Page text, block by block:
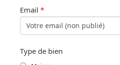
Email *
Type de bien